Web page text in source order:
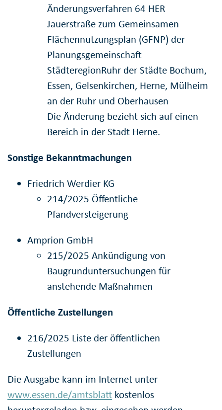
Änderungsverfahren 64 HER
Jauerstraße zum Gemeinsamen
Flächennutzungsplan (GFNP) der
Planungsgemeinschaft
StädteregionRuhr der Städte Bochum,
Essen, Gelsenkirchen, Herne, Mülheim
an der Ruhr und Oberhausen
Die Änderung bezieht sich auf einen
Bereich in der Stadt Herne.
Sonstige Bekanntmachungen
Friedrich Werdier KG
214/2025 Öffentliche
Pfandversteigerung
Amprion GmbH
215/2025 Ankündigung von
Baugrunduntersuchungen für
anstehende Maßnahmen
Öffentliche Zustellungen
216/2025 Liste der öffentlichen
Zustellungen
Die Ausgabe kann im Internet unter
www.essen.de/amtsblatt kostenlos